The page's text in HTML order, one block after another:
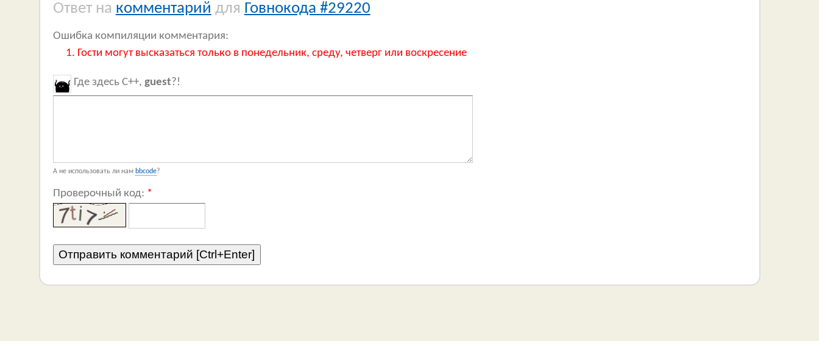
Ответ на комментарий для Говнокода #29220
Ошибка компиляции комментария:
Гости могут высказаться только в понедельник, среду, четверг или воскресение
Где здесь C++, guest?!
А не использовать ли нам bbcode?
Проверочный код: *